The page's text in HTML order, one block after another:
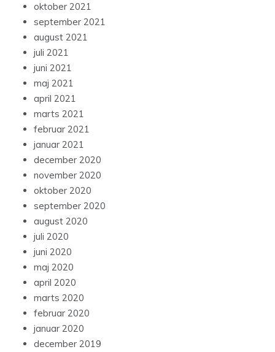
oktober 2021
september 2021
august 2021
juli 2021
juni 2021
maj 2021
april 2021
marts 2021
februar 2021
januar 2021
december 2020
november 2020
oktober 2020
september 2020
august 2020
juli 2020
juni 2020
maj 2020
april 2020
marts 2020
februar 2020
januar 2020
december 2019